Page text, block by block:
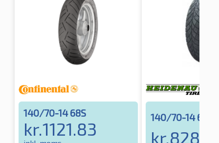
140/70-14 68S
kr.1121.83
140/70-14 68S
kr.